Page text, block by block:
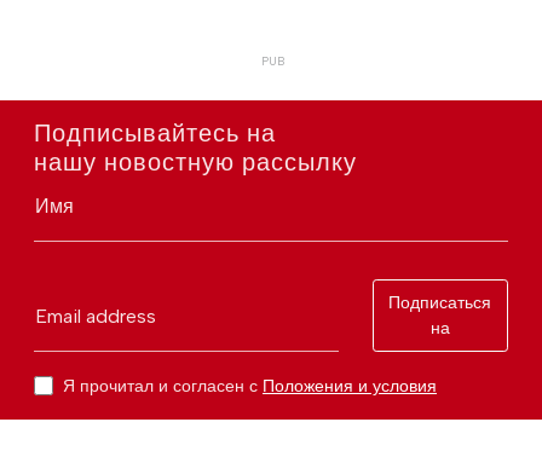
Подписывайтесь на
нашу новостную рассылку
Имя
Email address
Подписаться
на
Я прочитал и согласен с Положения и условия